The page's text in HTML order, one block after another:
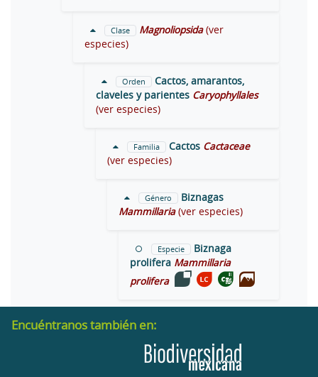
Clase Magnoliopsida (ver
especies)
Orden
Cactos, amarantos,
claveles y parientes Caryophyllales
(ver especies)
Familia Cactos Cactaceae
(ver especies)
Género
Biznagas
Mammillaria (ver especies)
Especie
Biznaga
prolifera Mammillaria
prolifera
Encuéntranos también en: